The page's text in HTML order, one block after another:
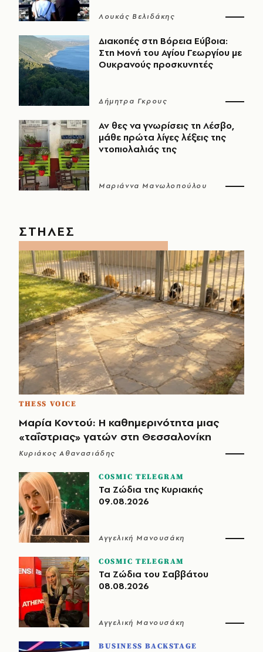
Λουκάς Βελιδάκης
Διακοπές στη Βόρεια Εύβοια:
Στη Μονή του Αγίου Γεωργίου με
Ουκρανούς προσκυνητές
Δήμητρα Γκρους
Αν θες να γνωρίσεις τη Λέσβο,
μάθε πρώτα λίγες λέξεις της
ντοπιολαλιάς της
Μαριάννα Μανωλοπούλου
ΣΤΗΛΕΣ
THESS VOICE
Μαρία Κοντού: Η καθημερινότητα μιας
«ταΐστριας» γατών στη Θεσσαλονίκη
Κυριάκος Αθανασιάδης
COSMIC TELEGRAM
Τα Ζώδια της Κυριακής
09.08.2026
Αγγελική Μανουσάκη
COSMIC TELEGRAM
Τα Ζώδια του Σαββάτου
08.08.2026
Αγγελική Μανουσάκη
BUSINESS BACKSTAGE